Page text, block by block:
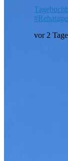
vor 2